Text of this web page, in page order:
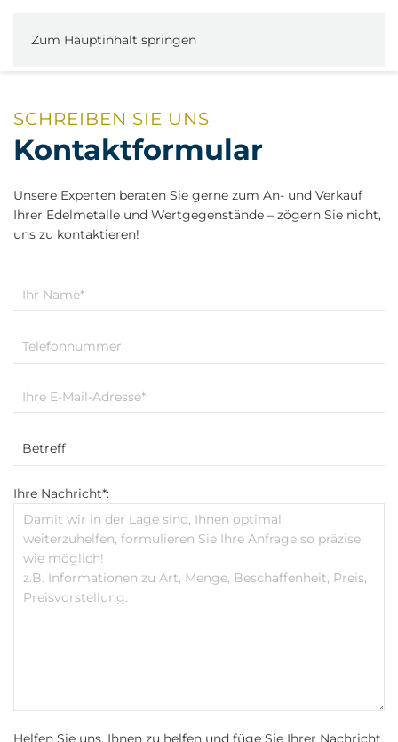
Zum Hauptinhalt springen
SCHREIBEN SIE UNS
Kontaktformular
Unsere Experten beraten Sie gerne zum An- und Verkauf
Ihrer Edelmetalle und Wertgegenstände – zögern Sie nicht,
uns zu kontaktieren!
Ihre Nachricht*:
Helfen Sie uns, Ihnen zu helfen und füge Sie Ihrer Nachricht